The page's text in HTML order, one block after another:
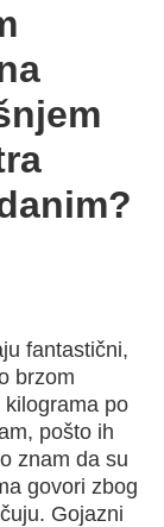
fantastični,
brzom
po
pošto ih
znam da su
govori zbog
Gojazni